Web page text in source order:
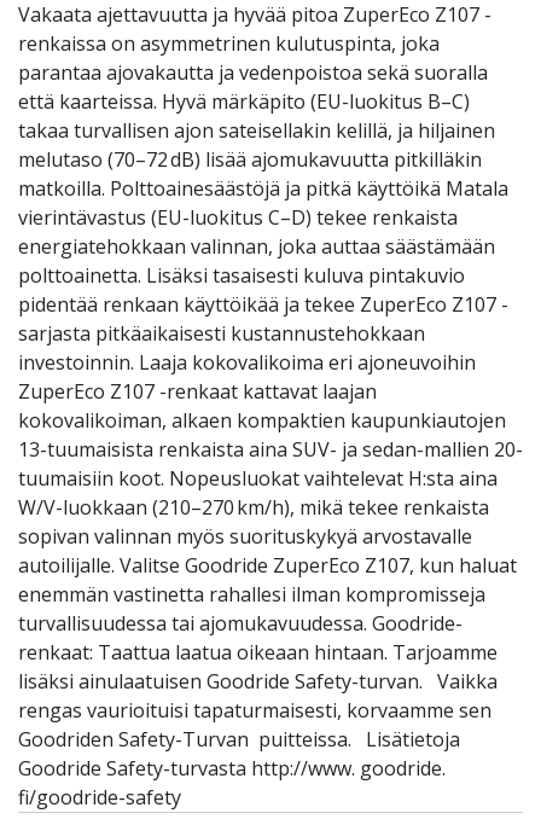
Vakaata ajettavuutta ja hyvää pitoa ZuperEco Z107 -
renkaissa on asymmetrinen kulutuspinta, joka
parantaa ajovakautta ja vedenpoistoa sekä suoralla
että kaarteissa. Hyvä märkäpito (EU-luokitus B–C)
takaa turvallisen ajon sateisellakin kelillä, ja hiljainen
melutaso (70–72 dB) lisää ajomukavuutta pitkilläkin
matkoilla. Polttoainesäästöjä ja pitkä käyttöikä Matala
vierintävastus (EU-luokitus C–D) tekee renkaista
energiatehokkaan valinnan, joka auttaa säästämään
polttoainetta. Lisäksi tasaisesti kuluva pintakuvio
pidentää renkaan käyttöikää ja tekee ZuperEco Z107 -
sarjasta pitkäaikaisesti kustannustehokkaan
investoinnin. Laaja kokovalikoima eri ajoneuvoihin
ZuperEco Z107 -renkaat kattavat laajan
kokovalikoiman, alkaen kompaktien kaupunkiautojen
13-tuumaisista renkaista aina SUV- ja sedan-mallien 20-
tuumaisiin koot. Nopeusluokat vaihtelevat H:sta aina
W/V-luokkaan (210–270 km/h), mikä tekee renkaista
sopivan valinnan myös suorituskykyä arvostavalle
autoilijalle. Valitse Goodride ZuperEco Z107, kun haluat
enemmän vastinetta rahallesi ilman kompromisseja
turvallisuudessa tai ajomukavuudessa. Goodride-
renkaat: Taattua laatua oikeaan hintaan. Tarjoamme
lisäksi ainulaatuisen Goodride Safety-turvan. Vaikka
rengas vaurioituisi tapaturmaisesti, korvaamme sen
Goodriden Safety-Turvan puitteissa. Lisätietoja
Goodride Safety-turvasta http://www. goodride.
fi/goodride-safety